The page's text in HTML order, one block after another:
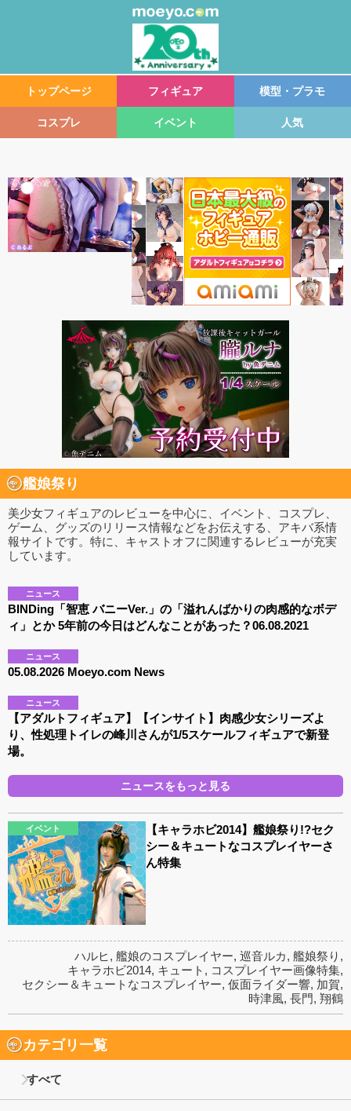
トップページ フィギュア 模型・プラモ
コスプレ イベント 人気
艦娘祭り
美少女フィギュアのレビューを中心に、イベント、コスプレ、
ゲーム、グッズのリリース情報などをお伝えする、アキバ系情
報サイトです。特に、キャストオフに関連するレビューが充実
しています。
ニュース
BINDing「智恵 バニーVer.」の「溢れんばかりの肉感的なボデ
ィ」とか 5年前の今日はどんなことがあった？06.08.2021
ニュース
05.08.2026 Moeyo.com News
ニュース
【アダルトフィギュア】【インサイト】肉感少女シリーズよ
り、性処理トイレの峰川さんが1/5スケールフィギュアで新登
場。
ニュースをもっと見る
イベント
【キャラホビ2014】艦娘祭り!?セク
シー＆キュートなコスプレイヤーさ
ん特集
ハルヒ , 艦娘のコスプレイヤー, 巡音ルカ, 艦娘祭り ,
キャラホビ2014, キュート , コスプレイヤー画像特集,
セクシー＆キュートなコスプレイヤー, 仮面ライダー響, 加賀,
時津風, 長門, 翔鶴
カテゴリ一覧
すべて